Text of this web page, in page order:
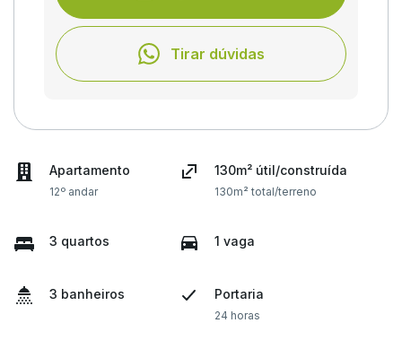
Tirar dúvidas
Apartamento
12º andar
130m² útil/construída
130m² total/terreno
3 quartos 1 vaga
3 banheiros Portaria
24 horas